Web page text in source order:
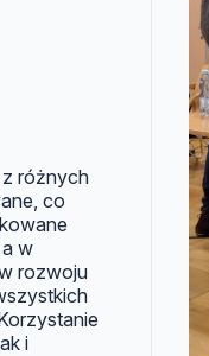
z różnych
co
w
rozwoju
i